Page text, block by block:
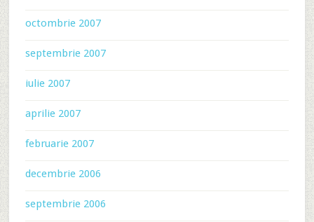
octombrie 2007
septembrie 2007
iulie 2007
aprilie 2007
februarie 2007
decembrie 2006
septembrie 2006